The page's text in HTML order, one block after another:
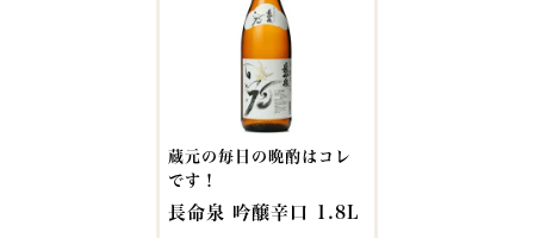
蔵元の毎日の晩酌はコレ
です！
長命泉 吟醸辛口 1.8L